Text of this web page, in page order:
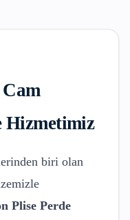
Cam
Hizmetimiz
biri olan
Plise Perde